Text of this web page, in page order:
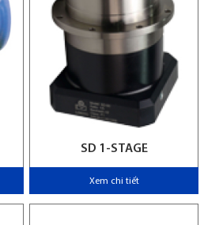
SD 1-STAGE
Xem chi tiết